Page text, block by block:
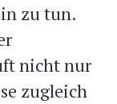
zu tun.
nicht nur
zugleich